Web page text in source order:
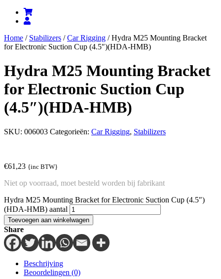
Home / Stabilizers /Car Rigging / Hydra M25 Mounting Bracket
for Electronic Suction Cup (4.5″)(HDA-HMB)
Hydra M25 Mounting Bracket
for Electronic Suction Cup
(4.5″)(HDA-HMB)
SKU: 006003 Categorieën: Car Rigging, Stabilizers
€61,23 {inc BTW}
Niet op voorraad, moet besteld worden bij fabrikant
Hydra M25 Mounting Bracket for Electronic Suction Cup (4.5″)
(HDA-HMB) aantal
Toevoegen aan winkelwagen
Share
Beschrijving
Beoordelingen (0)